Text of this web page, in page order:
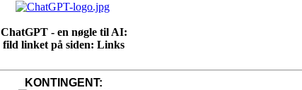
ChatGPT - en nøgle til AI:
fild linket på siden: Links
KONTINGENT: